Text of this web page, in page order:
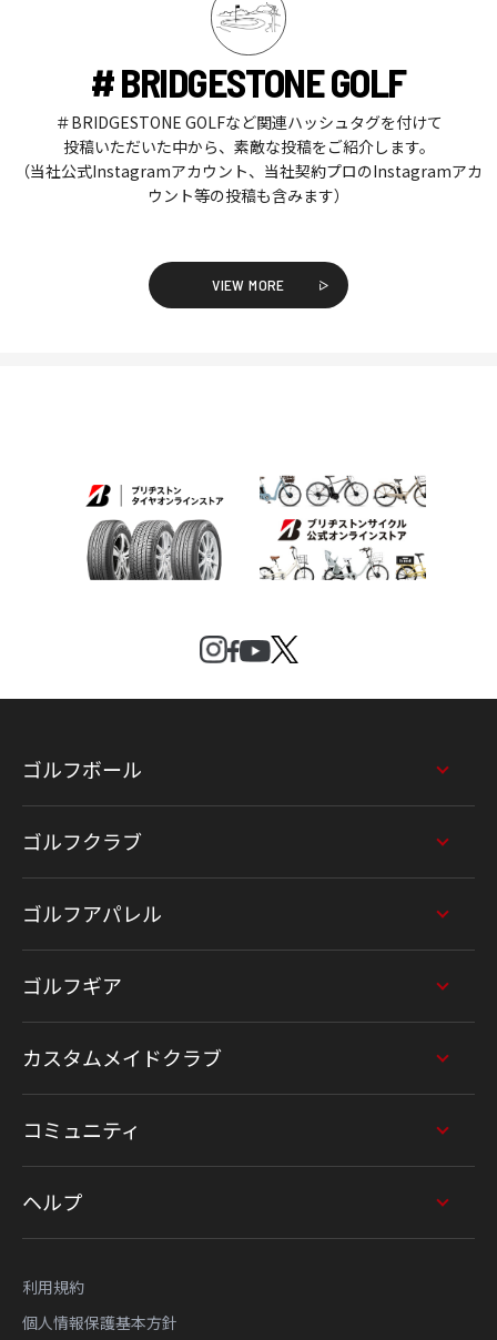
# BRIDGESTONE GOLF
＃BRIDGESTONE GOLFなど関連ハッシュタグを付けて
投稿いただいた中から、素敵な投稿をご紹介します。
（当社公式Instagramアカウント、当社契約プロのInstagramアカ
ウント等の投稿も含みます）
VIEW MORE
ゴルフボール
ゴルフクラブ
ゴルフアパレル
ゴルフギア
カスタムメイドクラブ
コミュニティ
ヘルプ
利用規約
個人情報保護基本方針